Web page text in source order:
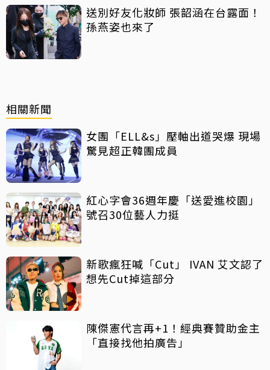
送別好友化妝師 張韶涵在台露面！
孫燕姿也來了
相關新聞
女團「ELL&s」壓軸出道哭爆 現場
驚見超正韓團成員
紅心字會36週年慶「送愛進校園」
號召30位藝人力挺
新歌瘋狂喊「Cut」 IVAN 艾文認了
想先Cut掉這部分
陳傑憲代言再+1！經典賽贊助金主
「直接找他拍廣告」